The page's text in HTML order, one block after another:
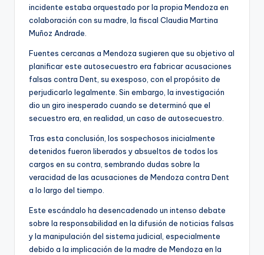
incidente estaba orquestado por la propia Mendoza en
colaboración con su madre, la fiscal Claudia Martina
Muñoz Andrade.
Fuentes cercanas a Mendoza sugieren que su objetivo al
planificar este autosecuestro era fabricar acusaciones
falsas contra Dent, su exesposo, con el propósito de
perjudicarlo legalmente. Sin embargo, la investigación
dio un giro inesperado cuando se determinó que el
secuestro era, en realidad, un caso de autosecuestro.
Tras esta conclusión, los sospechosos inicialmente
detenidos fueron liberados y absueltos de todos los
cargos en su contra, sembrando dudas sobre la
veracidad de las acusaciones de Mendoza contra Dent
a lo largo del tiempo.
Este escándalo ha desencadenado un intenso debate
sobre la responsabilidad en la difusión de noticias falsas
y la manipulación del sistema judicial, especialmente
debido a la implicación de la madre de Mendoza en la